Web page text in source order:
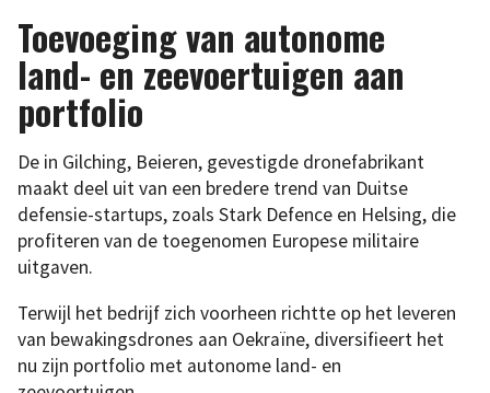
Toevoeging van autonome
land- en zeevoertuigen aan
portfolio
De in Gilching, Beieren, gevestigde dronefabrikant
maakt deel uit van een bredere trend van Duitse
defensie-startups, zoals Stark Defence en Helsing, die
profiteren van de toegenomen Europese militaire
uitgaven.
Terwijl het bedrijf zich voorheen richtte op het leveren
van bewakingsdrones aan Oekraïne, diversifieert het
nu zijn portfolio met autonome land- en